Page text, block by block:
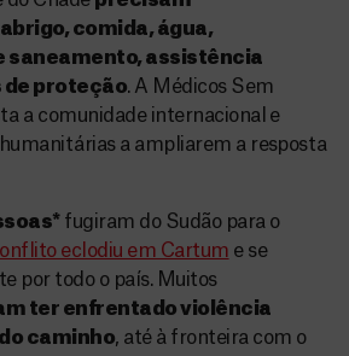
comida, água,
saneamento, assistência
de proteção. A Médicos Sem
a comunidade internacional e
a ampliarem a resposta
fugiram do Sudão para o
eclodiu em Cartum e se
por todo o país. Muitos
ter enfrentado violência
caminho, até à fronteira com o